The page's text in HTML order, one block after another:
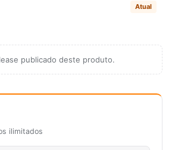
Atual
publicado deste produto.
ilimitados